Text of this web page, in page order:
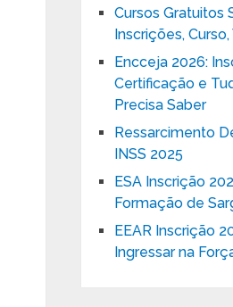
Cursos Gratuitos
Inscrições, Curso,
Encceja 2026:
Certificação e
Precisa Saber
Ressarcimento
INSS 2025
ESA Inscrição
Formação de
EEAR Inscrição
Ingressar na